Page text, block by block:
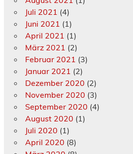
Juli 2021 (4)
Juni 2021 (1)
April 2021 (1)
März 2021 (2)
Februar 2021 (3)
Januar 2021 (2)
Dezember 2020 (2)
November 2020 (3)
September 2020 (4)
August 2020 (1)
Juli 2020 (1)
April 2020 (8)